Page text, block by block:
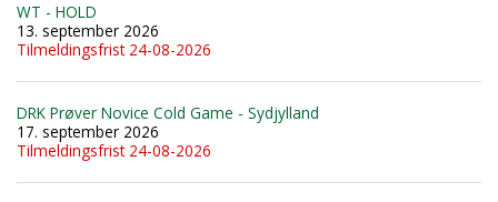
WT - HOLD
13. september 2026
Tilmeldingsfrist 24-08-2026
DRK Prøver Novice Cold Game - Sydjylland
17. september 2026
Tilmeldingsfrist 24-08-2026